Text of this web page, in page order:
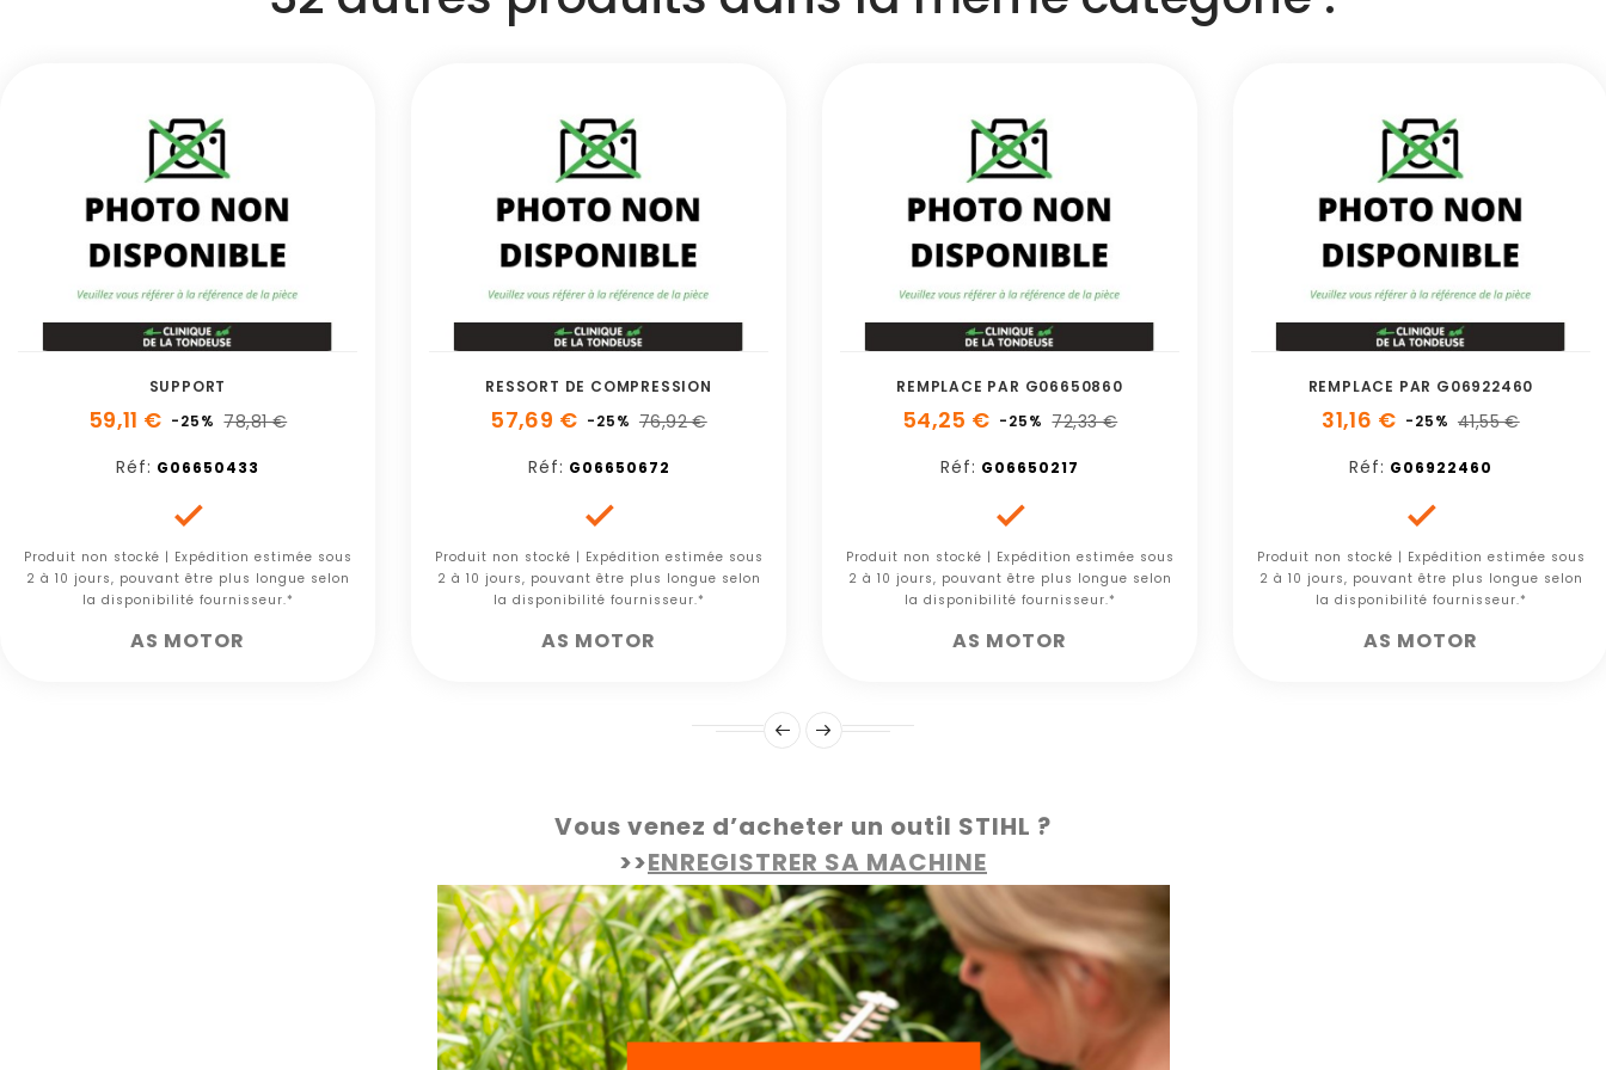
SUPPORT
59,11 € -25% 78,81 €
Réf: G06650433

Produit non stocké | Expédition estimée sous
2 à 10 jours, pouvant être plus longue selon
la disponibilité fournisseur.*
AS MOTOR
RESSORT DE COMPRESSION
57,69 € -25% 76,92 €
Réf: G06650672

Produit non stocké | Expédition estimée sous
2 à 10 jours, pouvant être plus longue selon
la disponibilité fournisseur.*
AS MOTOR
REMPLACE PAR G06650860
54,25 € -25% 72,33 €
Réf: G06650217

Produit non stocké | Expédition estimée sous
2 à 10 jours, pouvant être plus longue selon
la disponibilité fournisseur.*
AS MOTOR
REMPLACE PAR G06922460
31,16 € -25% 41,55 €
Réf: G06922460

Produit non stocké | Expédition estimée sous
2 à 10 jours, pouvant être plus longue selon
la disponibilité fournisseur.*
AS MOTOR
Vous venez d’acheter un outil STIHL ?
>>ENREGISTRER SA MACHINE